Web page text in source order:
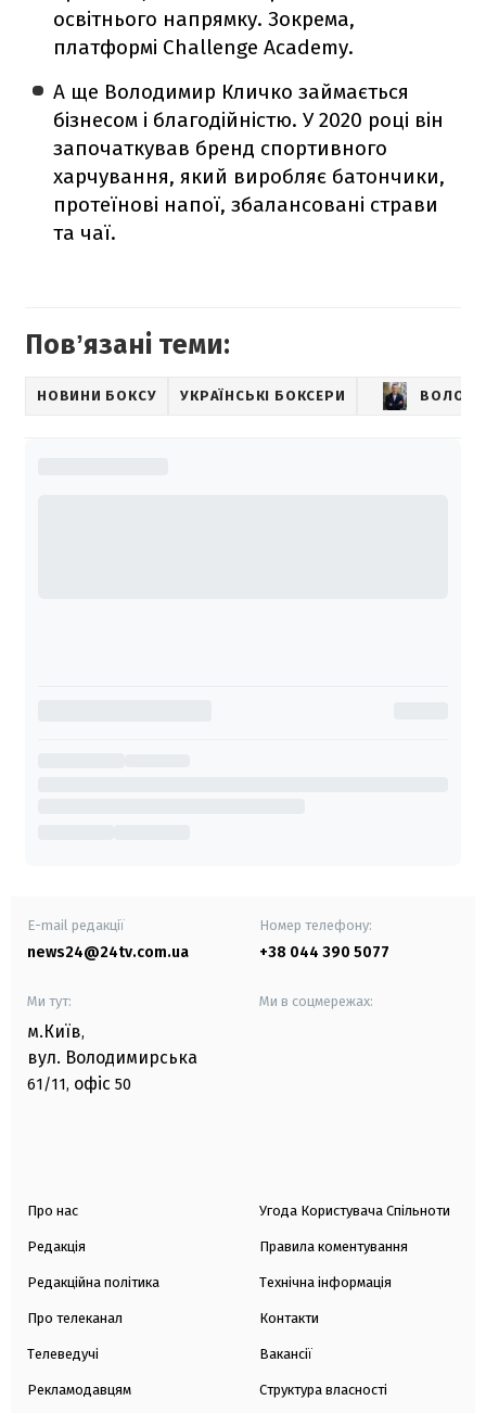
освітнього напрямку. Зокрема,
платформі Challenge Academy.
А ще Володимир Кличко займається
бізнесом і благодійністю. У 2020 році він
започаткував бренд спортивного
харчування, який виробляє батончики,
протеїнові напої, збалансовані страви
та чаї.
Повʼязані теми:
НОВИНИ БОКСУ УКРАЇНСЬКІ БОКСЕРИ
E-mail редакції
news24@24tv.com.ua
Номер телефону:
+38 044 390 5077
Ми тут:
м.Київ,
вул. Володимирська
61/11, офіс 50
Ми в соцмережах:
Про нас
Редакція
Редакційна політика
Про телеканал
Телеведучі
Рекламодавцям
Угода Користувача Спільноти
Правила коментування
Технічна інформація
Контакти
Вакансії
Структура власності